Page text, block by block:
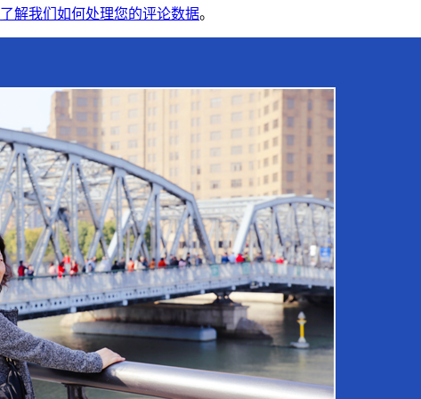
了解我们如何处理您的评论数据。